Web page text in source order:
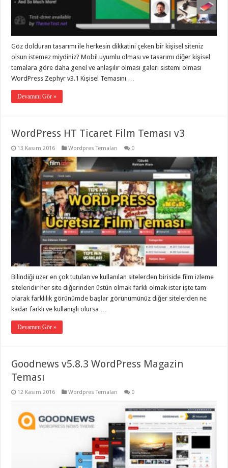
Göz dolduran tasarımı ile herkesin dikkatini çeken bir kişisel siteniz
olsun istemez miydiniz? Mobil uyumlu olması ve tasarımı diğer kişisel
temalara göre daha genel ve anlaşılır olması galeri sistemi olması
WordPress Zephyr v3.1 Kişisel Temasını …
Devamını Gör »
WordPress HT Ticaret Film Teması v3
13 Kasım 2016 Wordpres Temaları 0
Bilindiği üzer en çok tutulan ve kullanılan sitelerden biriside film izleme
siteleridir her site diğerinden üstün olmak farklı olmak ister işte tam
olarak farklılık görünümde başlar görünümünüz diğer sitelerden ne
kadar farklı ve kullanışlı olursa …
Devamını Gör »
Goodnews v5.8.3 WordPress Magazin
Teması
12 Kasım 2016 Wordpres Temaları 0